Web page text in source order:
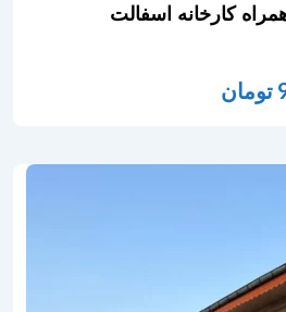
کارخانه اسفالت
تومان